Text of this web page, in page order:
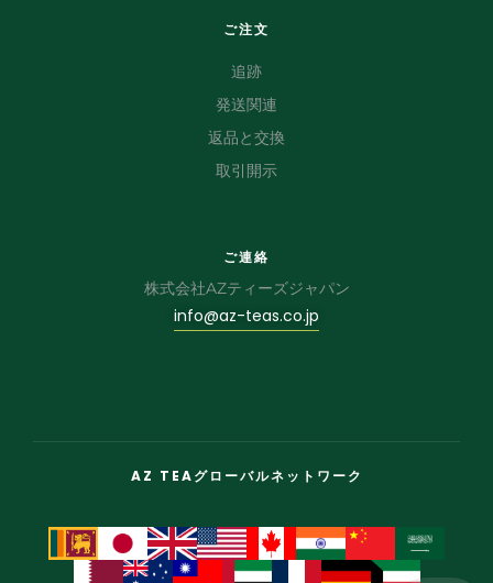
ご注文
追跡
発送関連
返品と交換
取引開示
ご連絡
株式会社AZティーズジャパン
info@az-teas.co.jp
AZ TEAグローバルネットワーク